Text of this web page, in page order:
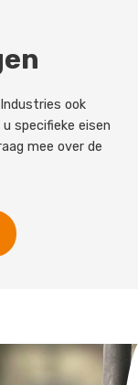
ook
specifieke eisen
mee over de